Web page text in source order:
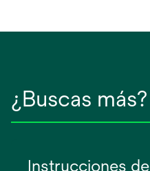
¿Buscas más?
Instrucciones